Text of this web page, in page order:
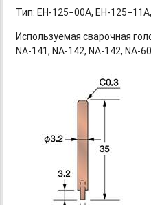
Тип:EH-125−00A, EH-125−11A,
Используемая сварочная
NA-141, NA-142, NA-142, NA-